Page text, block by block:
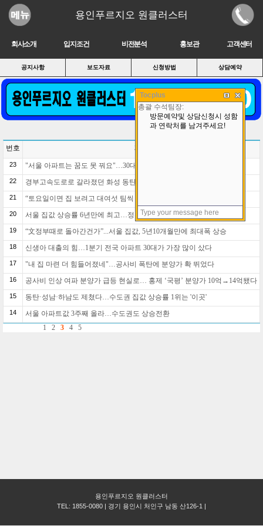
용인푸르지오 원클러스터
회사소개 입지조건 비전분석 홍보관 고객센터
공지사항 보도자료 신청방법 상담예약
번호 제목
23 "서울 아파트는 꿈도 못 꿔요"…30대, '이 동네'에 집 샀다
22 경부고속도로로 갈라졌던 화성 동탄신도시…8월부터 하나로 이어진다
21 “토요일이면 집 보려고 대여섯 팀씩 줄 서”…심상찮은 서울 집값
20 서울 집값 상승률 6년만에 최고…정부 공급카드 꺼낸다
19 “文정부때로 돌아간건가”...서울 집값, 5년10개월만에 최대폭 상승
18 신생아 대출의 힘…1분기 전국 아파트 30대가 가장 많이 샀다
17 "내 집 마련 더 힘들어졌네"…공사비 폭탄에 분양가 확 뛰었다
16 공사비 인상 여파 분양가 급등 현실로… 홍제 ‘국평’ 분양가 10억→14억됐다
15 동탄·성남·하남도 제쳤다…수도권 집값 상승률 1위는 '이곳'
14
서울 아파트값 3주째 올라…수도권도 상승전환
1
2 3 4 5
용인푸르지오 원클러스터
TEL: 1855-0080 | 경기 용인시 처인구 남동 산126-1 |
Tocplus